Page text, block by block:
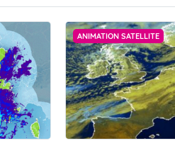
ANIMATION SATELLITE